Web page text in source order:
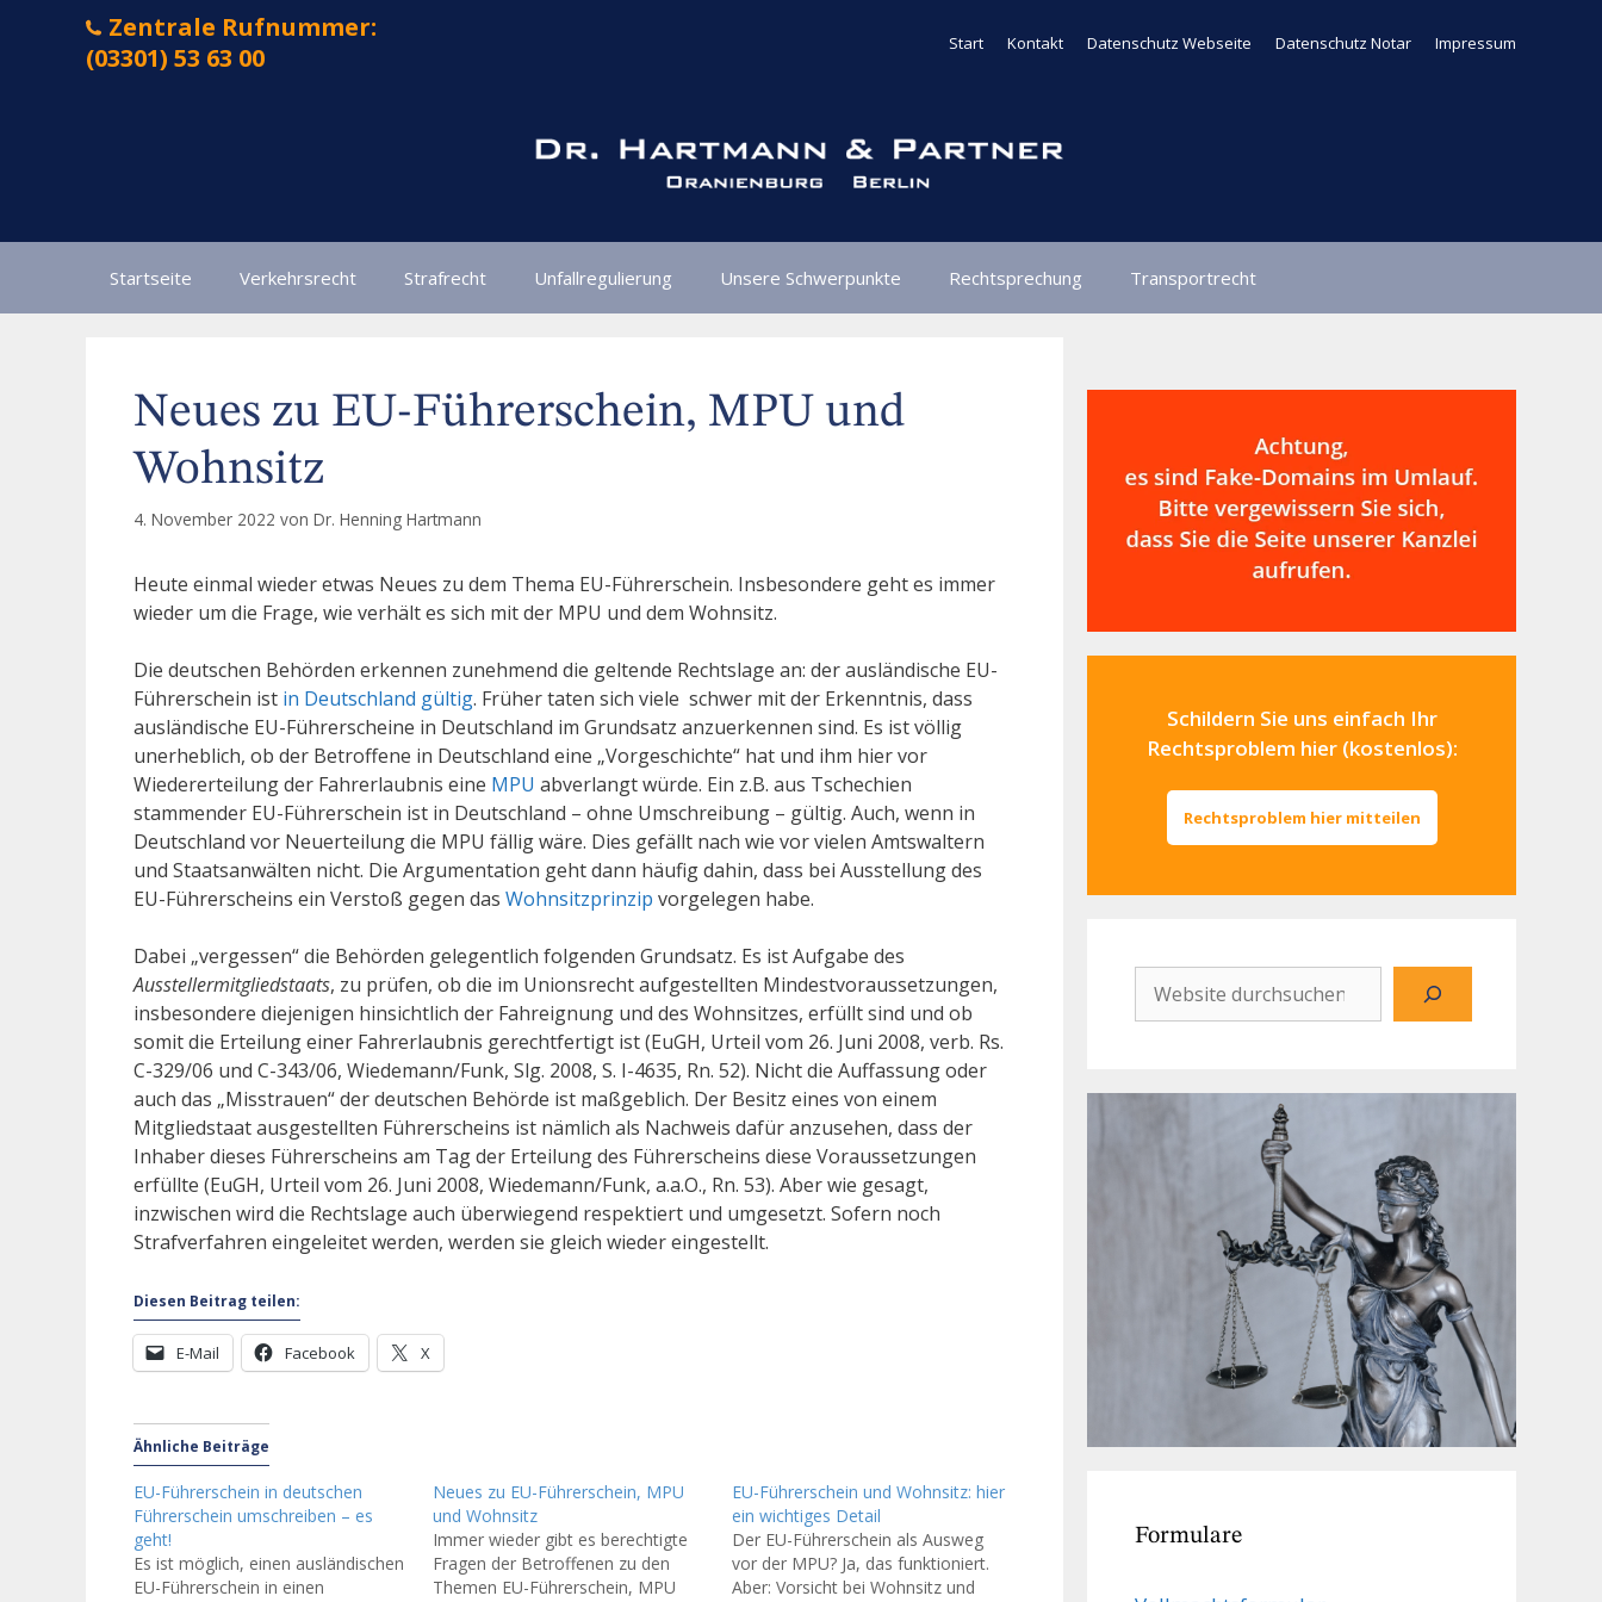
Zentrale Rufnummer:
(03301) 53 63 00
Start Kontakt Datenschutz Webseite Datenschutz Notar Impressum
Startseite Verkehrsrecht Strafrecht Unfallregulierung Unsere Schwerpunkte Rechtsprechung Transportrecht
Neues zu EU-Führerschein, MPU und
Wohnsitz
4. November 2022 von Dr. Henning Hartmann
Heute einmal wieder etwas Neues zu dem Thema EU-Führerschein. Insbesondere geht es immer
wieder um die Frage, wie verhält es sich mit der MPU und dem Wohnsitz.
Die deutschen Behörden erkennen zunehmend die geltende Rechtslage an: der ausländische EU-
Führerschein ist in Deutschland gültig. Früher taten sich viele schwer mit der Erkenntnis, dass
ausländische EU-Führerscheine in Deutschland im Grundsatz anzuerkennen sind. Es ist völlig
unerheblich, ob der Betroffene in Deutschland eine „Vorgeschichte“ hat und ihm hier vor
Wiedererteilung der Fahrerlaubnis eine MPU abverlangt würde. Ein z.B. aus Tschechien
stammender EU-Führerschein ist in Deutschland – ohne Umschreibung – gültig. Auch, wenn in
Deutschland vor Neuerteilung die MPU fällig wäre. Dies gefällt nach wie vor vielen Amtswaltern
und Staatsanwälten nicht. Die Argumentation geht dann häufig dahin, dass bei Ausstellung des
EU-Führerscheins ein Verstoß gegen das Wohnsitzprinzip vorgelegen habe.
Dabei „vergessen“ die Behörden gelegentlich folgenden Grundsatz. Es ist Aufgabe des
Ausstellermitgliedstaats, zu prüfen, ob die im Unionsrecht aufgestellten Mindestvoraussetzungen,
insbesondere diejenigen hinsichtlich der Fahreignung und des Wohnsitzes, erfüllt sind und ob
somit die Erteilung einer Fahrerlaubnis gerechtfertigt ist (EuGH, Urteil vom 26. Juni 2008, verb. Rs.
C-329/06 und C-343/06, Wiedemann/Funk, Slg. 2008, S. I-4635, Rn. 52). Nicht die Auffassung oder
auch das „Misstrauen“ der deutschen Behörde ist maßgeblich. Der Besitz eines von einem
Mitgliedstaat ausgestellten Führerscheins ist nämlich als Nachweis dafür anzusehen, dass der
Inhaber dieses Führerscheins am Tag der Erteilung des Führerscheins diese Voraussetzungen
erfüllte (EuGH, Urteil vom 26. Juni 2008, Wiedemann/Funk, a.a.O., Rn. 53). Aber wie gesagt,
inzwischen wird die Rechtslage auch überwiegend respektiert und umgesetzt. Sofern noch
Strafverfahren eingeleitet werden, werden sie gleich wieder eingestellt.
Diesen Beitrag teilen:
E-Mail Facebook X
Ähnliche Beiträge
EU-Führerschein in deutschen
Führerschein umschreiben – es
geht!
Es ist möglich, einen ausländischen
EU-Führerschein in einen
Neues zu EU-Führerschein, MPU
und Wohnsitz
Immer wieder gibt es berechtigte
Fragen der Betroffenen zu den
Themen EU-Führerschein, MPU
EU-Führerschein und Wohnsitz: hier
ein wichtiges Detail
Der EU-Führerschein als Ausweg
vor der MPU? Ja, das funktioniert.
Aber: Vorsicht bei Wohnsitz und
Schildern Sie uns einfach Ihr
Rechtsproblem hier (kostenlos):
Rechtsproblem hier mitteilen
Website
durchsuchen
Formulare